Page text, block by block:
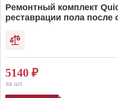
Ремонтный комплект
реставрации пола после
5140 ₽
за шт.